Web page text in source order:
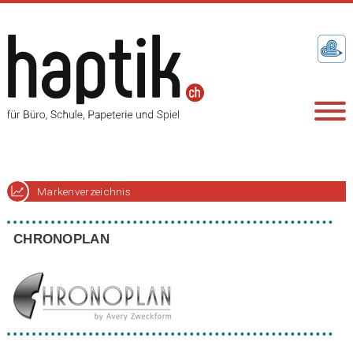
Markenverzeichnis
CHRONOPLAN